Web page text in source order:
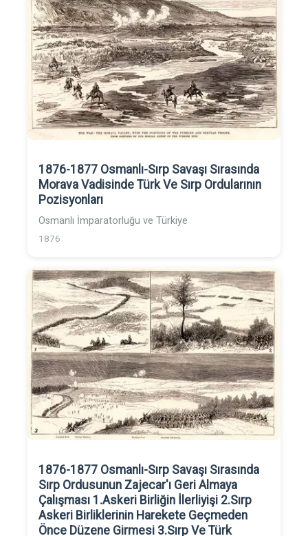
1876-1877 Osmanlı-Sırp Savaşı Sırasında
Morava Vadisinde Türk Ve Sırp Ordularının
Pozisyonları
Osmanlı İmparatorluğu ve Türkiye
1876
1876-1877 Osmanlı-Sırp Savaşı Sırasında
Sırp Ordusunun Zajecar'ı Geri Almaya
Çalışması 1.Askeri Birliğin İlerliyişi 2.Sırp
Askeri Birliklerinin Harekete Geçmeden
Önce Düzene Girmesi 3.Sırp Ve Türk